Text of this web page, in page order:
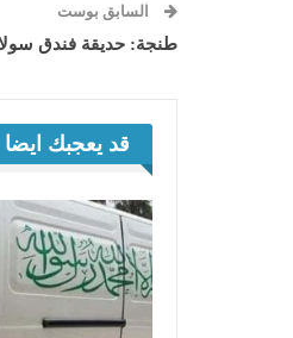
السابق بوست
طنجة: حديقة فندق
قد يعجبك ايضا